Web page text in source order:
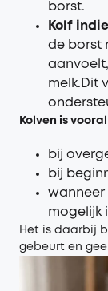
borst.
Kolf
de borst
melk.Dit
Kolven is
bij
bij
wanneer
mogelijk
Het is daarbij
gebeurt en